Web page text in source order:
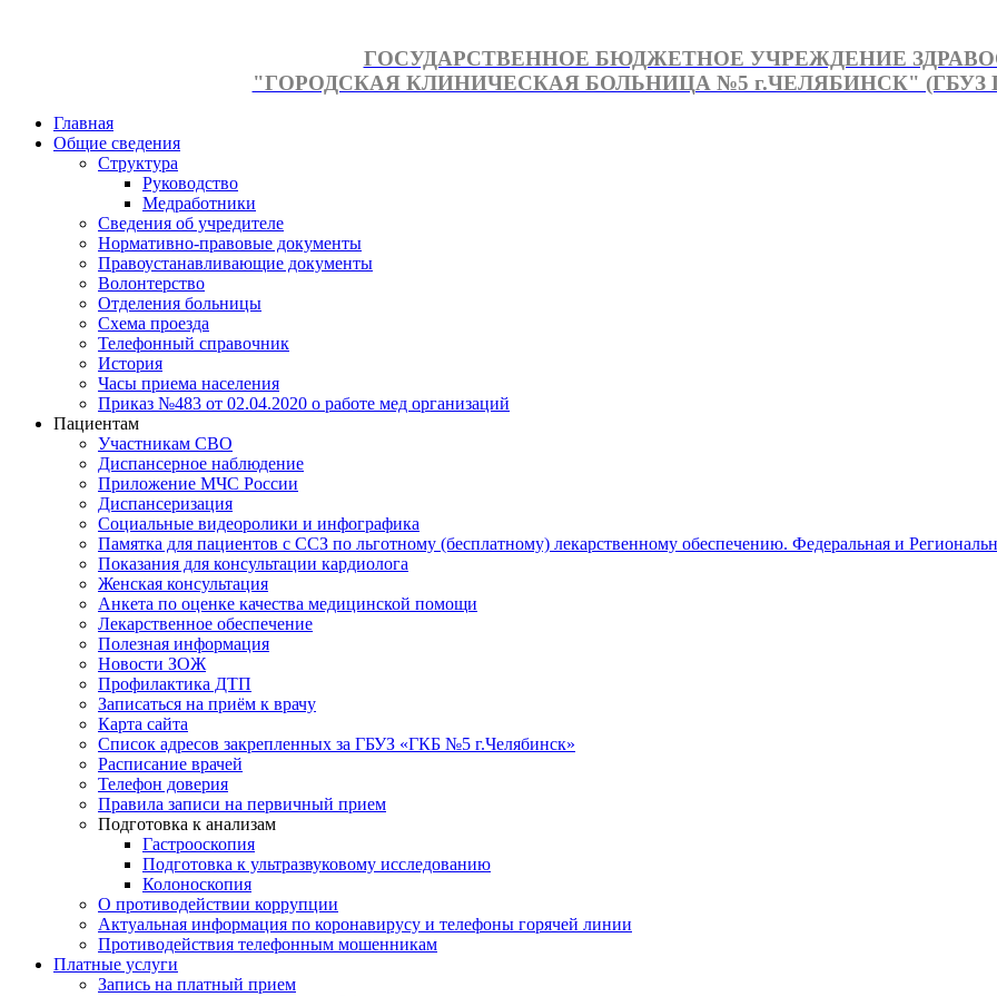
ГОСУДАРСТВЕННОЕ БЮДЖЕТНОЕ УЧРЕЖДЕНИЕ
"ГОРОДСКАЯ КЛИНИЧЕСКАЯ БОЛЬНИЦА №5 г.ЧЕЛЯБИНСК" (ГБУЗ
Главная
Общие сведения
Структура
Руководство
Медработники
Сведения об учредителе
Нормативно-правовые документы
Правоустанавливающие документы
Волонтерство
Отделения больницы
Схема проезда
Телефонный справочник
История
Часы приема населения
Приказ №483 от 02.04.2020 о работе мед организаций
Пациентам
Участникам СВО
Диспансерное наблюдение
Приложение МЧС России
Диспансеризация
Социальные видеоролики и инфографика
Памятка для пациентов с ССЗ по льготному (бесплатному) лекарственному обеспечению. Федеральная и
Показания для консультации кардиолога
Женская консультация
Анкета по оценке качества медицинской помощи
Лекарственное обеспечение
Полезная информация
Новости ЗОЖ
Профилактика ДТП
Записаться на приём к врачу
Карта сайта
Список адресов закрепленных за ГБУЗ «ГКБ №5 г.Челябинск»
Расписание врачей
Телефон доверия
Правила записи на первичный прием
Подготовка к анализам
Гастрооскопия
Подготовка к ультразвуковому исследованию
Колоноскопия
О противодействии коррупции
Актуальная информация по коронавирусу и телефоны горячей линии
Противодействия телефонным мошенникам
Платные услуги
Запись на платный прием